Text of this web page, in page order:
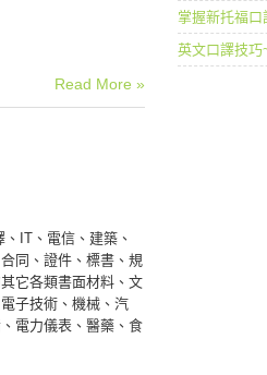
Read More »
IT、電信、建築、
同、證件、標書、規
它各類書面材料、文
子技術、機械、汽
電力儀表、醫藥、食
掌握新托福口
英文口譯技巧